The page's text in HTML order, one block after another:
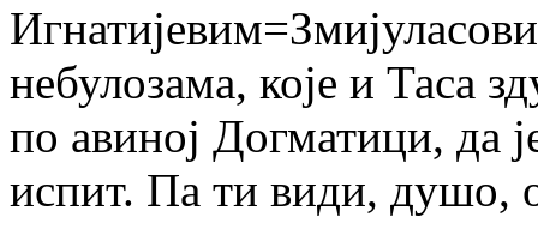
небулозама, које и Таса
по авиној Догматици, да
испит. Па ти види, душо,